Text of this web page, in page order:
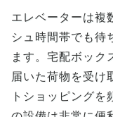
エレベーターは複
シュ時間帯でも待
ます。宅配ボック
届いた荷物を受け
トショッピングを